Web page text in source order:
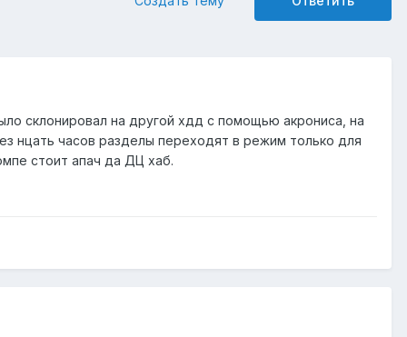
склонировал на другой хдд с помощью акрониса, на
нцать часов разделы переходят в режим только для
стоит апач да ДЦ хаб.